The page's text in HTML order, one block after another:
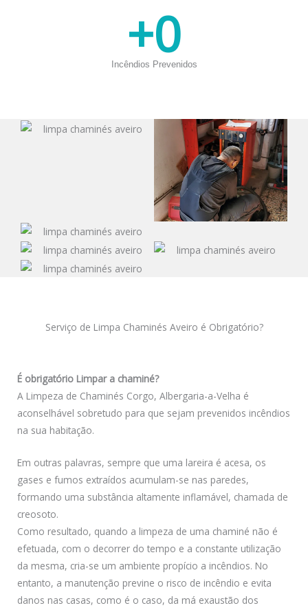
Incêndios Prevenidos
+0
Serviço de Limpa Chaminés Aveiro é Obrigatório?
É obrigatório Limpar a chaminé?
A Limpeza de Chaminés Corgo, Albergaria-a-Velha é
aconselhável sobretudo para que sejam prevenidos incêndios
na sua habitação.
Em outras palavras, sempre que uma lareira é acesa, os
gases e fumos extraídos acumulam-se nas paredes,
formando uma substância altamente inflamável, chamada de
creosoto.
Como resultado, quando a limpeza de uma chaminé não é
efetuada, com o decorrer do tempo e a constante utilização
da mesma, cria-se um ambiente propício a incêndios. No
entanto, a manutenção previne o risco de incêndio e evita
danos nas casas, como é o caso, da má exaustão dos